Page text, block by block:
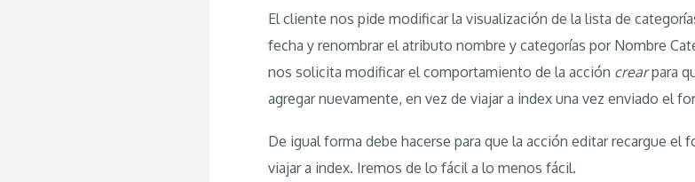
El cliente nos pide modificar la visualización de la lista de
fecha y renombrar el atributo nombre y categorías por Nombre
nos solicita modificar el comportamiento de la acción crearpara
agregar nuevamente, en vez de viajar a index una vez enviado el
De igual forma debe hacerse para que la acción editar recargue el
viajar a index. Iremos de lo fácil a lo menos fácil.